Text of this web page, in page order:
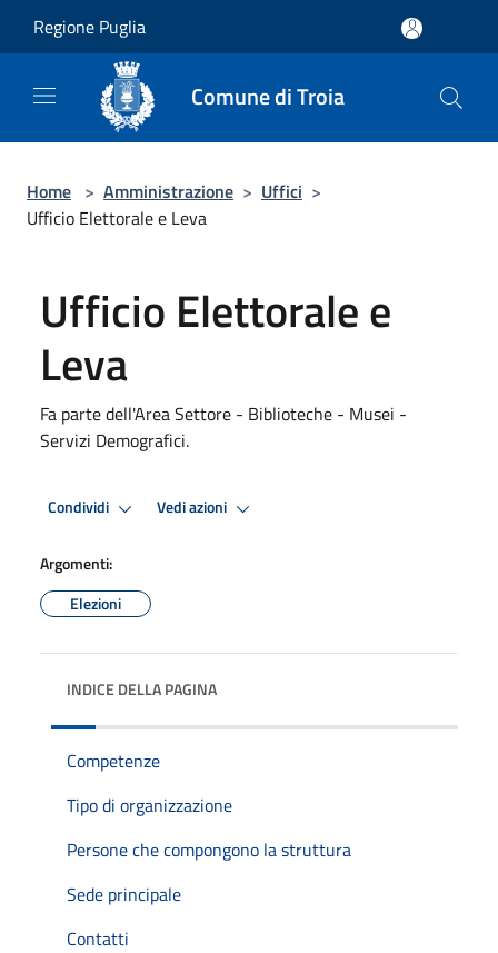
Regione Puglia
Comune di Troia
Home > Amministrazione > Uffici >
Ufficio Elettorale e Leva
Ufficio Elettorale e
Leva
Fa parte dell'Area Settore - Biblioteche - Musei -
Servizi Demografici.
Condividi Vedi azioni
Argomenti:
Elezioni
INDICE DELLA PAGINA
Competenze
Tipo di organizzazione
Persone che compongono la struttura
Sede principale
Contatti